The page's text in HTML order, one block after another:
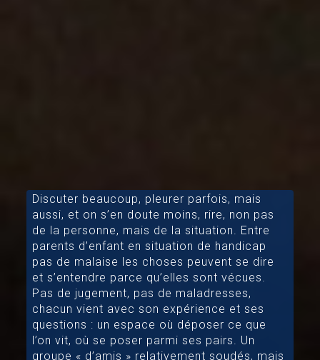
Discuter beaucoup, pleurer parfois, mais
aussi, et on s’en doute moins, rire, non pas
de la personne, mais de la situation. Entre
parents d’enfant en situation de handicap
pas de malaise les choses peuvent se dire
et s’entendre parce qu’elles sont vécues.
Pas de jugement, pas de maladresses,
chacun vient avec son expérience et ses
questions : un espace où déposer ce que
l’on vit, où se poser parmi ses pairs. Un
groupe « d’amis » relativement soudés, mais